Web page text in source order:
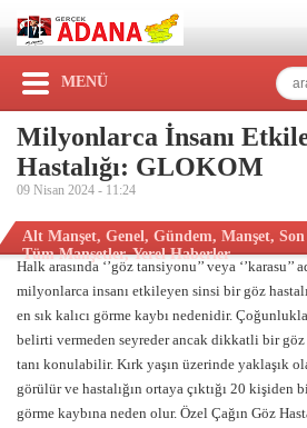
MENÜ
Milyonlarca İnsanı
Hastalığı: GLOKOM
09 Nisan 2024 - 11:24
Alt Manşet, Genel, Gündem, Manşet,
Tüm Manşetler,Yerel Haberler
Halk arasında ‘’göz tansiyonu’’ veya
milyonlarca insanı etkileyen sinsi bir göz
en sık kalıcı görme kaybı nedenidir.
belirti vermeden seyreder ancak dikkatli bir
tanı konulabilir. Kırk yaşın üzerinde yaklaşık
görülür ve hastalığın ortaya çıktığı 20 kişiden
görme kaybına neden olur. Özel Çağın Göz